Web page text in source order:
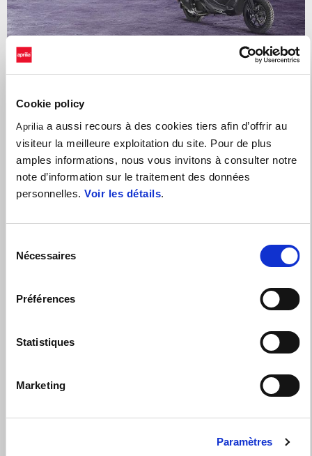
Cookie policy
Aprilia a aussi recours à des cookies tiers afin d’offrir au
visiteur la meilleure exploitation du site. Pour de plus
amples informations, nous vous invitons à consulter notre
note d’information sur le traitement des données
personnelles. Voir les détails.
Nécessaires
Préférences
Statistiques
Marketing
Paramètres
APRILIA. PAS DE STRESS, DU PLAISIR À L'INFINI.
Services
Vêtements et gadgets
Véhicule de courtoisie
Services d’assurance et services financiers